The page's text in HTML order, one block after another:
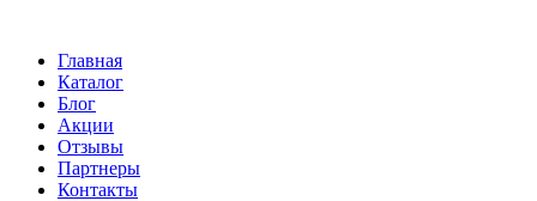
Главная
Каталог
Блог
Акции
Отзывы
Партнеры
Контакты